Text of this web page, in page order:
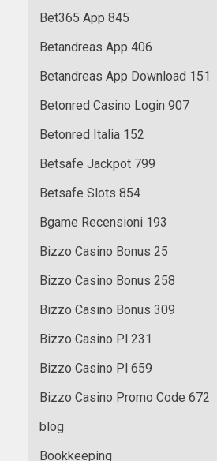
Bet365 App 845
Betandreas App 406
Betandreas App Download 151
Betonred Casino Login 907
Betonred Italia 152
Betsafe Jackpot 799
Betsafe Slots 854
Bgame Recensioni 193
Bizzo Casino Bonus 25
Bizzo Casino Bonus 258
Bizzo Casino Bonus 309
Bizzo Casino Pl 231
Bizzo Casino Pl 659
Bizzo Casino Promo Code 672
blog
Bookkeeping